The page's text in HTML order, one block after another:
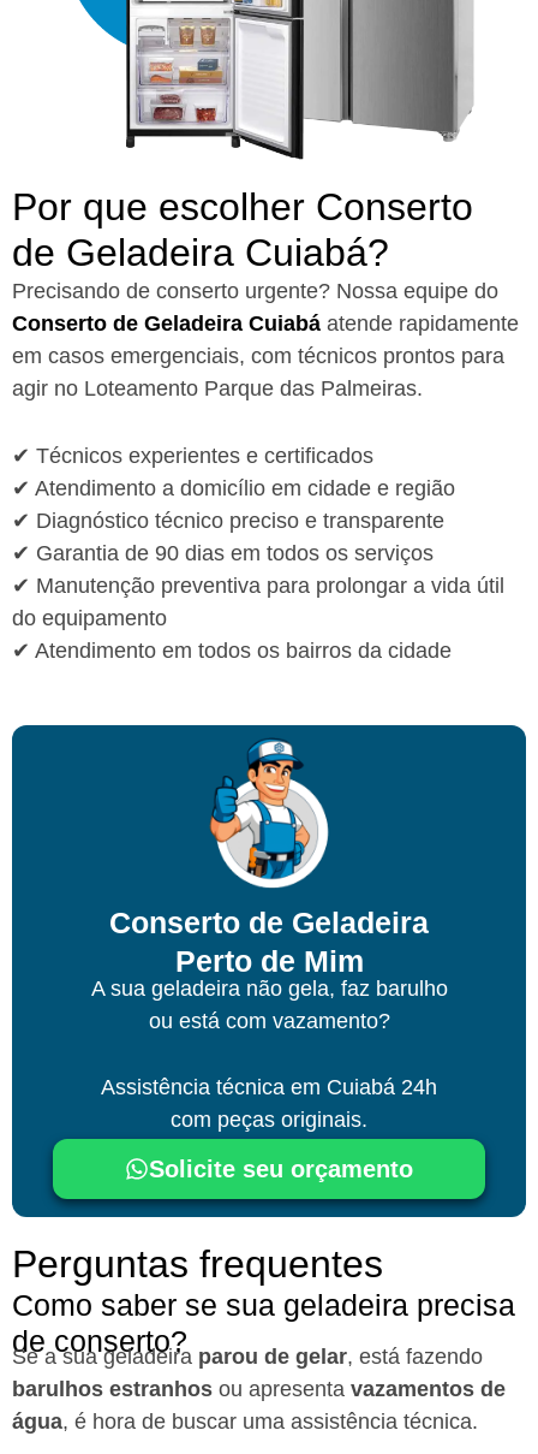
Por que escolher Conserto
de Geladeira Cuiabá?​
Precisando de conserto urgente? Nossa equipe do
Conserto de Geladeira Cuiabá atende rapidamente
em casos emergenciais, com técnicos prontos para
agir no Loteamento Parque das Palmeiras.
✔ Técnicos experientes e certificados
✔ Atendimento a domicílio em cidade e região
✔ Diagnóstico técnico preciso e transparente
✔ Garantia de 90 dias em todos os serviços
✔ Manutenção preventiva para prolongar a vida útil
do equipamento
✔ Atendimento em todos os bairros da cidade
Conserto de Geladeira
Perto de Mim
A sua geladeira não gela, faz barulho
ou está com vazamento?
Assistência técnica em Cuiabá 24h
com peças originais.
Solicite seu orçamento
Perguntas frequentes
Como saber se sua geladeira precisa
de conserto?
Se a sua geladeira parou de gelar, está fazendo
barulhos estranhos ou apresenta vazamentos de
água, é hora de buscar uma assistência técnica.